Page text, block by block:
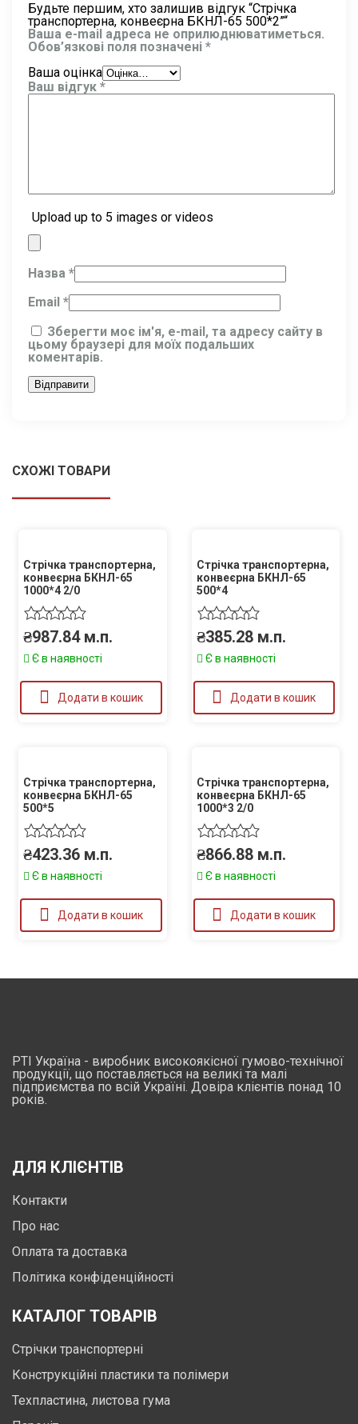
Будьте першим, хто залишив відгук “Стрічка
транспортерна, конвеєрна БКНЛ-65 500*2”“
Ваша e-mail адреса не оприлюднюватиметься.
Обов’язкові поля позначені *
Ваша оцінка
Ваш відгук *
Upload up to 5 images or videos
Назва *
Email *
Зберегти моє ім'я, e-mail, та адресу сайту в
цьому браузері для моїх подальших
коментарів.
СХОЖІ ТОВАРИ
Стрічка транспортерна,
конвеєрна БКНЛ-65
1000*4 2/0
₴987.84 м.п.
Є в наявності
Додати в кошик
Стрічка транспортерна,
конвеєрна БКНЛ-65
500*4
₴385.28 м.п.
Є в наявності
Додати в кошик
Стрічка транспортерна,
конвеєрна БКНЛ-65
500*5
₴423.36 м.п.
Є в наявності
Додати в кошик
Стрічка транспортерна,
конвеєрна БКНЛ-65
1000*3 2/0
₴866.88 м.п.
Є в наявності
Додати в кошик
РТІ Україна - виробник високоякісної гумово-технічної
продукції, що поставляється на великі та малі
підприємства по всій Україні. Довіра клієнтів понад 10
років.
ДЛЯ КЛІЄНТІВ
Контакти
Про нас
Оплата та доставка
Політика конфіденційності
КАТАЛОГ ТОВАРІВ
Стрічки транспортерні
Конструкційні пластики та полімери
Техпластина, листова гума